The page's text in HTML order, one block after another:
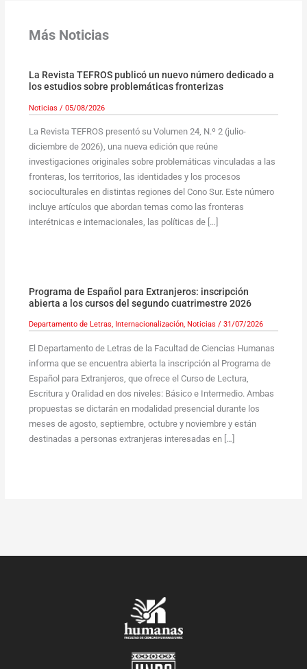
Más Noticias
La Revista TEFROS publicó un nuevo número dedicado a
los estudios sobre problemáticas fronterizas
Noticias / 05/08/2026
La Revista TEFROS presentó su Volumen 24, N.º 2 (julio-
diciembre de 2026), una nueva edición que reúne
investigaciones originales sobre problemáticas vinculadas a las
fronteras, los territorios, las identidades y los procesos
socioculturales en distintas regiones del Cono Sur. Este número
incluye artículos que abordan temas como las fronteras
interétnicas e internacionales, las políticas de […]
Programa de Español para Extranjeros: inscripción
abierta a los cursos del segundo cuatrimestre 2026
Departamento de Letras, Internacionalización, Noticias / 31/07/2026
El Departamento de Letras de la Facultad de Ciencias Humanas
informa que se encuentra abierta la inscripción al Programa de
Español para Extranjeros, que ofrece el Curso de Lectura,
Escritura y Oralidad en dos niveles: Básico e Intermedio. Ambas
propuestas se dictarán en modalidad presencial durante los
meses de agosto, septiembre, octubre y noviembre y están
destinadas a personas extranjeras interesadas en […]